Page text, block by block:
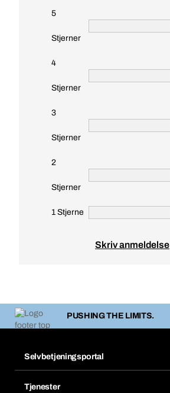
5
Stjerner
4
Stjerner
3
Stjerner
2
Stjerner
1 Stjerne
Skriv anmeldelse
PUSHING THE LIMITS.
Selvbetjeningsportal
Tjenester